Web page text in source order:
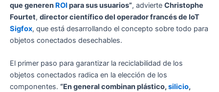
que generen ROIpara sus usuarios”, advierte Christophe
Fourtet, director científico del operador francés de IoT
Sigfox, que está desarrollando el concepto sobre todo para
objetos conectados desechables.
El primer paso para garantizar la reciclabilidad de los
objetos conectados radica en la elección de los
componentes. “En general combinan plástico,silicio,